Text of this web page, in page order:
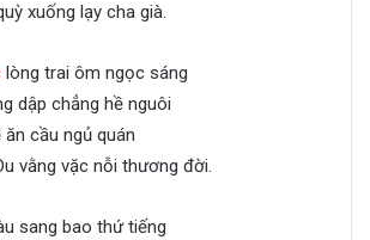
xuống lạy cha già.
lòng trai ôm ngọc sáng
dập chẳng hề nguôi
cầu ngủ quán
vằng vặc nỗi thương đời.
sang bao thứ tiếng